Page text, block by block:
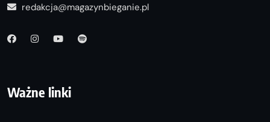
redakcja@magazynbieganie.pl
Ważne linki